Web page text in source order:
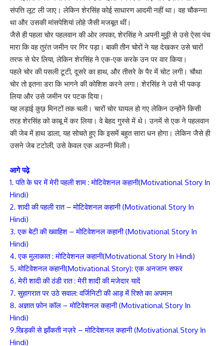
संपत्ति लूट ली जाए। लेकिन शेरसिंह कोई साधारण आदमी नहीं था। वह चौकन्ना
था और उसकी मांसपेशियां लोहे जैसी मजबूत थीं।
जैसे ही पहला चोर पहलवान की ओर लपका, शेरसिंह ने अपनी मुठ्ठी से उसे ऐसा पंच
मारा कि वह तुरंत जमीन पर गिर पड़ा। बाकी तीन चोरों ने यह देखकर उसे चारों
तरफ से घेर लिया, लेकिन शेरसिंह ने एक-एक करके उन पर वार किया।
पहले चोर की पसली टूटी, दूसरे का हाथ, और तीसरे के पैर में चोट लगी। चौथा
चोर तो इतना डरा कि भागने की कोशिश करने लगा। शेरसिंह ने उसे भी पकड़
लिया और उसे जमीन पर पटक दिया।
यह लड़ाई कुछ मिनटों तक चली। चारों चोर घायल हो गए लेकिन उन्होंने किसी
तरह शेरसिंह को काबू में कर लिया। वे बेहद गुस्से में थे। उनमें से एक ने पहलवान
की जेब में हाथ डाला, यह सोचते हुए कि इसमें बहुत सारा धन होगा। लेकिन जैसे ही
उसने जेब टटोली, उसे केवल एक अठन्नी मिली।
आगे पढ़े
1. पति के घर में मेरी पहली शाम : मोटिवेशनल कहानी(Motivational Story In
Hindi)
2. शादी की पहली रात – मोटिवेशनल कहानी (Motivational Story In
Hindi)
3. एक बेटी की ख्वाहिश – मोटिवेशनल कहानी (Motivational Story In
Hindi)
4. एक मुलाकात : मोटिवेशनल कहानी(Motivational Story In Hindi)
5. मोटिवेशनल कहानी(Motivational Story): एक अनजान सफर
6. मेरी शादी की ठंडी रात : मेरी शादी की मजेदार यादें
7.सुहागरात पर उठे सवाल: वर्जिनिटी की आड़ में रिश्ते का अपमान
8. अज्ञात फ़ोन कॉल – मोटिवेशनल कहानी (Motivational Story In
Hindi)
9.खिड़की से झाँकती नज़रे – मोटिवेशनल कहानी (Motivational Story In
Hindi)